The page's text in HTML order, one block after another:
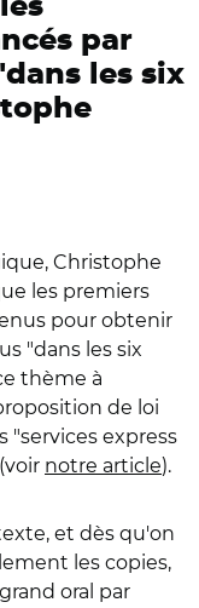
par
les six
Christophe
les premiers
pour obtenir
"dans les six
thème à
de loi
express
notre article).
et dès qu'on
les copies,
oral par